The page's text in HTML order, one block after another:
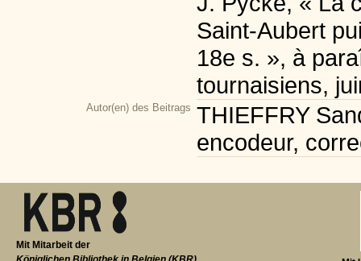
Saint-Aubert
18e s. », à
tournaisiens,
Autor(en) des Beitrags THIEFFRY
encodeur,
Mit Mitarbeit der